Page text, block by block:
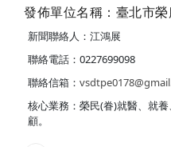
發佈單位名稱：臺北市榮
新聞聯絡人：江鴻展
聯絡電話：0227699098
聯絡信箱：
核心業務：榮民(眷)就醫、就
顧。